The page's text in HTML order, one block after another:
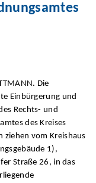
Die
Einbürgerung und
Rechts- und
des Kreises
ziehen vom Kreishaus
1),
Straße 26, in das